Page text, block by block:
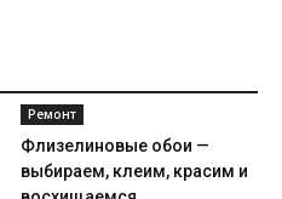
Ремонт
Флизелиновые обои —
выбираем, клеим, красим и